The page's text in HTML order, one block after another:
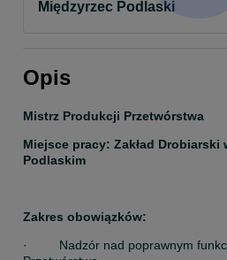
Międzyrzec Podlaski
Opis
Mistrz Produkcji Przetwórstwa
Miejsce pracy: Zakład Drobiarski
Podlaskim
Zakres obowiązków:
·         Nadzór nad poprawnym